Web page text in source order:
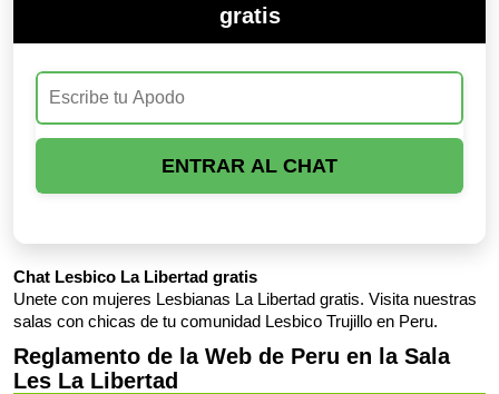
gratis
ENTRAR AL CHAT
Chat Lesbico La Libertad gratis
Unete con mujeres Lesbianas La Libertad gratis. Visita nuestras
salas con chicas de tu comunidad Lesbico Trujillo en Peru.
Reglamento de la Web de Peru en la Sala
Les La Libertad